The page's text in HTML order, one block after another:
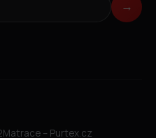
→
Matrace – Purtex.cz